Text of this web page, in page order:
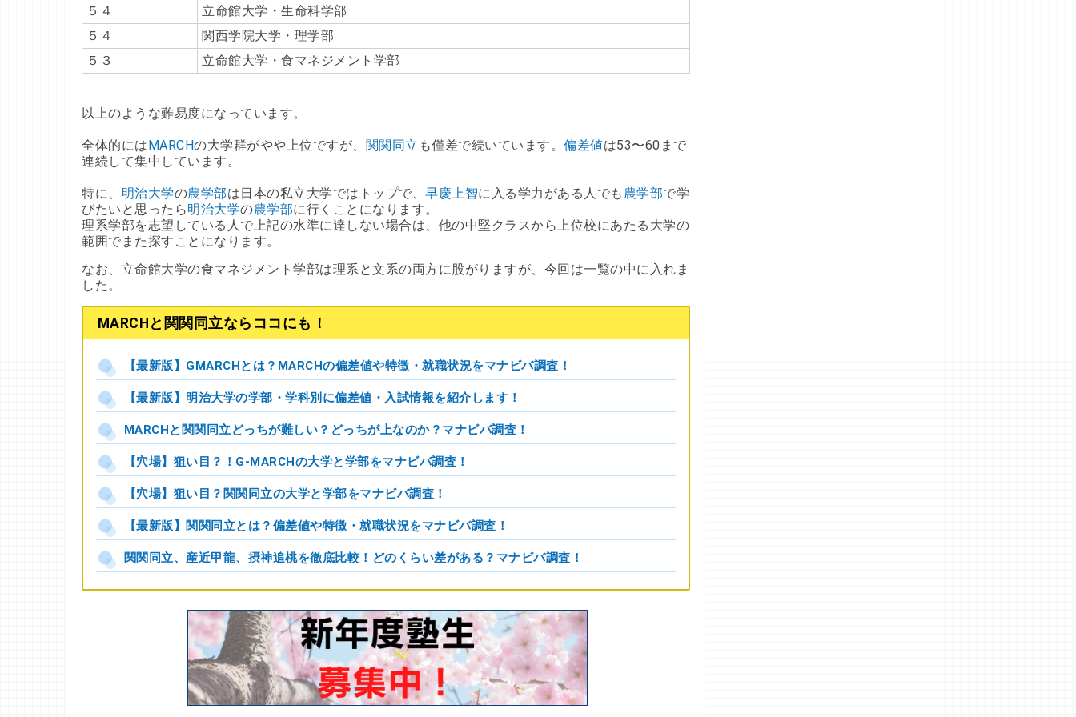
５４
立命館大学・生命科学部
５４
関西学院大学・理学部
５３
立命館大学・食マネジメント学部
以上のような難易度になっています。
全体的には MARCHの大学群がやや上位ですが、 関関同立 も僅差で続いています。 偏差値は53〜60まで
連続して集中しています。
特に、 明治大学の農学部は日本の私立大学ではトップで、 早慶上智に入る学力がある人でも 農学部で学
びたいと思ったら明治大学の農学部に行くことになります。
理系学部を志望している人で上記の水準に達しない場合は、他の中堅クラスから上位校にあたる大学の
範囲でまた探すことになります。
なお、立命館大学の食マネジメント学部は理系と文系の両方に股がりますが、今回は一覧の中に入れま
した。
MARCHと関関同立ならココにも！
【最新版】GMARCHとは？MARCHの偏差値や特徴・就職状況をマナビバ調査！
【最新版】明治大学の学部・学科別に偏差値・入試情報を紹介します！
MARCHと関関同立どっちが難しい？どっちが上なのか？マナビバ調査！
【穴場】狙い目？！G-MARCHの大学と学部をマナビバ調査！
【穴場】狙い目？関関同立の大学と学部をマナビバ調査！
【最新版】関関同立とは？偏差値や特徴・就職状況をマナビバ調査！
関関同立、産近甲龍、摂神追桃を徹底比較！どのくらい差がある？マナビバ調査！